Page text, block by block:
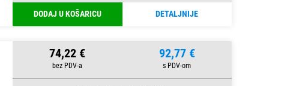
DODAJ U KOŠARICU DETALJNIJE
74,22 € 92,77 €